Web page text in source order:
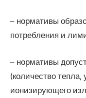
– нормативы
потребления и
– нормативы
(количество
ионизирующего